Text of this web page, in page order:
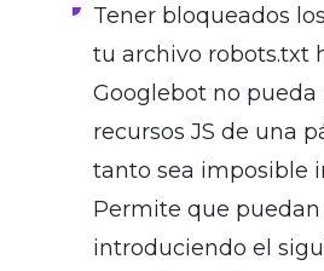
Tener bloqueados
tu archivo robots.txt
Googlebot no pueda
recursos JS de una
tanto sea imposible
Permite que puedan
introduciendo el